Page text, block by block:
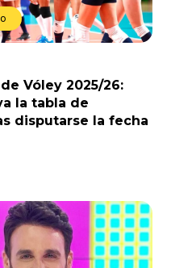
Vóley 2025/26:
la tabla de
disputarse la fecha